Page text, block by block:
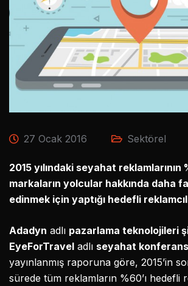
27 Ocak 2016 Sektörel
2015 yılındaki seyahat reklamlarının
markaların yolcular hakkında daha
edinmek için yaptığı hedefli
Adadyn adlı pazarlama teknolojileri
EyeForTravel adlı seyahat
yayınlanmış raporuna göre, 2015’in
sürede tüm reklamların %60’ı hedefli